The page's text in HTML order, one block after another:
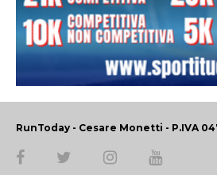
RunToday - Cesare Monetti - P.IVA